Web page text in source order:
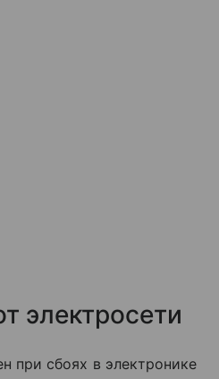
электросети
при сбоях в электронике